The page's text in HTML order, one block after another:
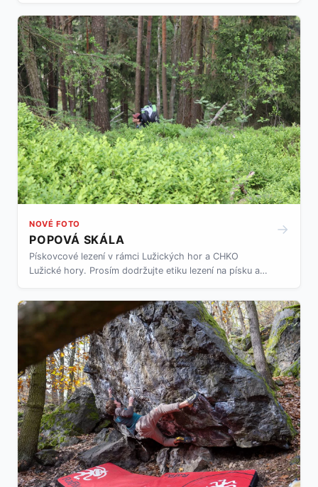
NOVÉ FOTO
POPOVÁ SKÁLA
Pískovcové lezení v rámci Lužických hor a CHKO
Lužické hory. Prosím dodržujte etiku lezení na písku a
→